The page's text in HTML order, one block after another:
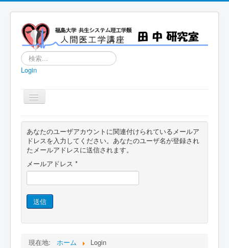
検
索...
Login
Home
研究室概要
講義情報
あなたのユーザアカウントに関連付けられているメールア
ドレスを入力してください。あなたのユーザ名が登録され
たメールアドレスに送信されます。
メールアドレス *
送信
現在地: ホーム Login